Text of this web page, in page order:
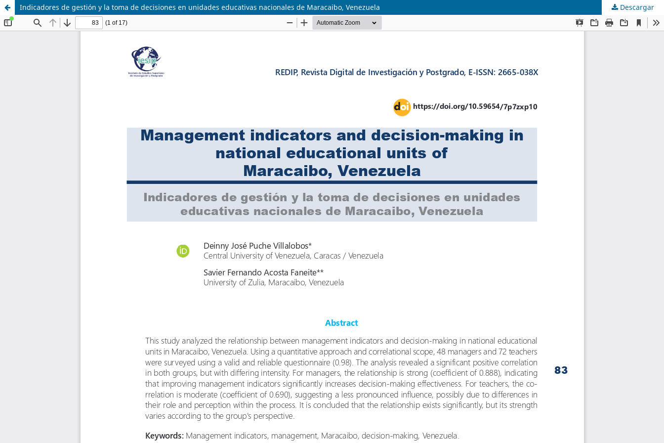
Indicadores de gestión y la toma de decisiones en unidades educativas nacionales de Maracaibo, Venezuela Descargar